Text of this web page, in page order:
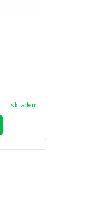
skladem